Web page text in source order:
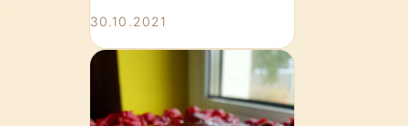
30.10.2021